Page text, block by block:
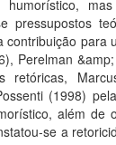
humorístico,
pressupostos
para
Perelman
retóricas,
(1998)
além de
se a